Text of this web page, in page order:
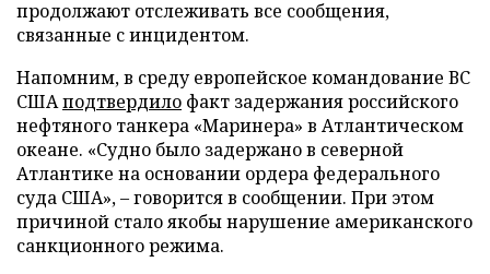
продолжают отслеживать все сообщения,
связанные с инцидентом.
Напомним, в среду европейское командование ВС
СШАподтвердило факт задержания российского
нефтяного танкера «Маринера» в Атлантическом
океане. «Судно было задержано в северной
Атлантике на основании ордера федерального
суда США», – говорится в сообщении. При этом
причиной стало якобы нарушение американского
санкционного режима.